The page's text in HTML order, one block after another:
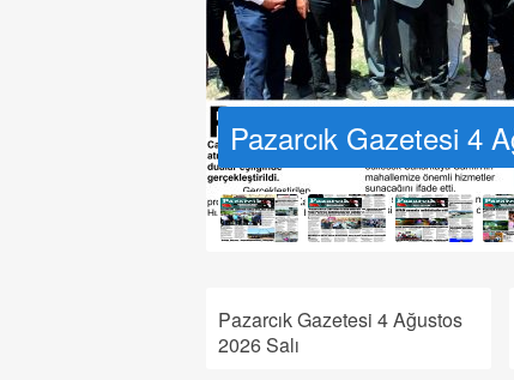
Pazarcık Gazetesi 4
Pazarcık Gazetesi 4 Ağustos
2026 Salı